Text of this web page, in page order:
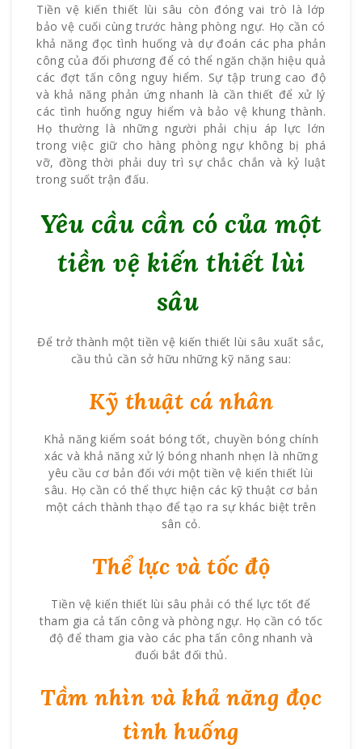
Tiền vệ kiến thiết lùi sâu còn đóng vai trò là lớp
bảo vệ cuối cùng trước hàng phòng ngự. Họ cần có
khả năng đọc tình huống và dự đoán các pha phản
công của đối phương để có thể ngăn chặn hiệu quả
các đợt tấn công nguy hiểm. Sự tập trung cao độ
và khả năng phản ứng nhanh là cần thiết để xử lý
các tình huống nguy hiểm và bảo vệ khung thành.
Họ thường là những người phải chịu áp lực lớn
trong việc giữ cho hàng phòng ngự không bị phá
vỡ, đồng thời phải duy trì sự chắc chắn và kỷ luật
trong suốt trận đấu.
Yêu cầu cần có của một
tiền vệ kiến thiết lùi
sâu
Để trở thành một tiền vệ kiến thiết lùi sâu xuất sắc,
cầu thủ cần sở hữu những kỹ năng sau:
Kỹ thuật cá nhân
Khả năng kiểm soát bóng tốt, chuyền bóng chính
xác và khả năng xử lý bóng nhanh nhẹn là những
yêu cầu cơ bản đối với một tiền vệ kiến thiết lùi
sâu. Họ cần có thể thực hiện các kỹ thuật cơ bản
một cách thành thạo để tạo ra sự khác biệt trên
sân cỏ.
Thể lực và tốc độ
Tiền vệ kiến thiết lùi sâu phải có thể lực tốt để
tham gia cả tấn công và phòng ngự. Họ cần có tốc
độ để tham gia vào các pha tấn công nhanh và
đuổi bắt đối thủ.
Tầm nhìn và khả năng đọc
tình huống